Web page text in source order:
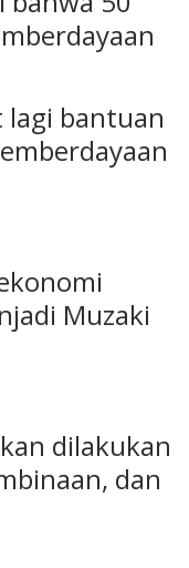
lagi bantuan
Muzaki
dilakukan
dan